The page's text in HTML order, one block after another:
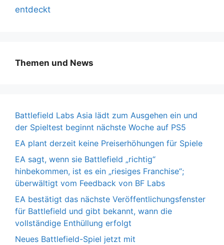
entdeckt
Themen und News
Battlefield Labs Asia lädt zum Ausgehen ein und
der Spieltest beginnt nächste Woche auf PS5
EA plant derzeit keine Preiserhöhungen für Spiele
EA sagt, wenn sie Battlefield „richtig“
hinbekommen, ist es ein „riesiges Franchise“;
überwältigt vom Feedback von BF Labs
EA bestätigt das nächste Veröffentlichungsfenster
für Battlefield und gibt bekannt, wann die
vollständige Enthüllung erfolgt
Neues Battlefield-Spiel jetzt mit